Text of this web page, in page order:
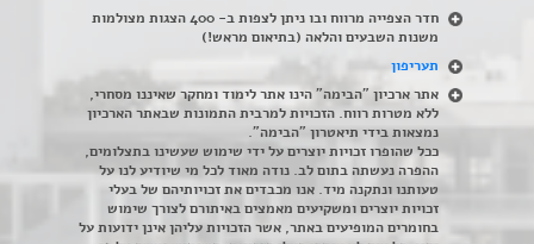
חדר הצפייה מרווח ובו ניתן לצפות ב- 400 הצגות מצולמות
משנות השבעים והלאה (בתיאום מראש!)
תעריפון
אתר ארכיון "הבימה" הינו אתר לימוד ומחקר שאיננו מסחרי,
ללא מטרות רווח. הזכויות למרבית התמונות שבאתר הארכיון
נמצאות בידי תיאטרון "הבימה".
ככל שהופרו זכויות יוצרים על ידי שימוש שעשינו בתצלומים,
ההפרה נעשתה בתום לב. נודה מאוד לכל מי שיודיע לנו על
טעותנו ונתקנה מיד. אנו מכבדים את זכויותיהם של בעלי
זכויות יוצרים ומשקיעים מאמצים באיתורם לצורך שימוש
בחומרים המופיעים באתר, אשר הזכויות עליהן אינן ידועות על